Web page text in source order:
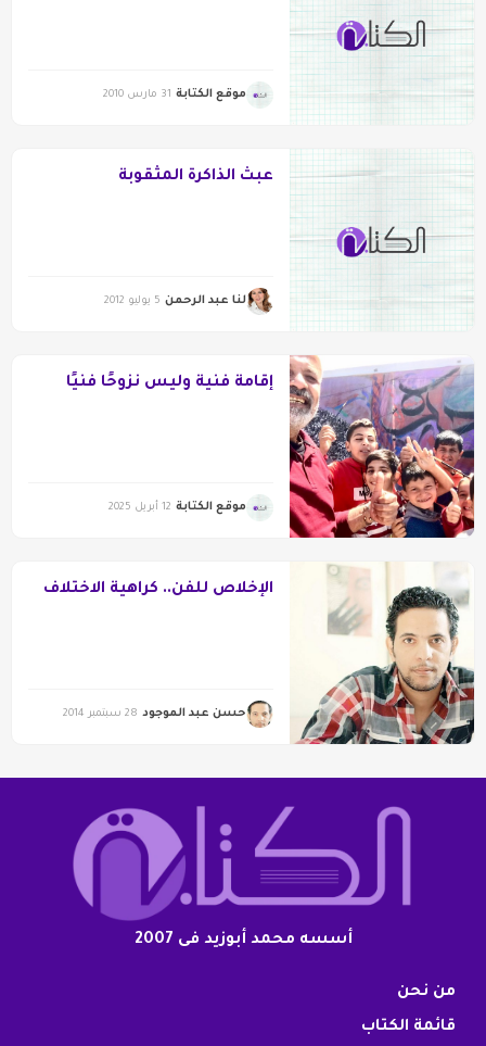
موقع الكتابة 31 مارس 2010
عبث الذاكرة المثقوبة
لنا عبد الرحمن 5 يوليو 2012
إقامة فنية وليس نزوحًا فنيًا
موقع الكتابة 12 أبريل 2025
الإخلاص للفن.. كراهية الاختلاف
حسن عبد الموجود 28 سبتمبر 2014
أسسه محمد أبوزيد فى 2007
من نحن
قائمة الكتاب